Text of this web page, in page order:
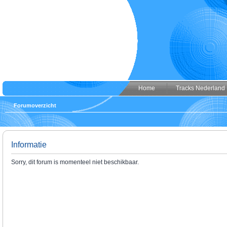
Home Tracks Nederland
Forumoverzicht
Informatie
Sorry, dit forum is momenteel niet beschikbaar.